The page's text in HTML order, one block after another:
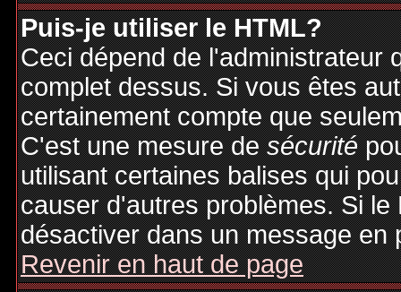
Puis-je utiliser le HTML?
Ceci dépend de l'administrateur
complet dessus. Si vous êtes
certainement compte que
C'est une mesure desécurité
utilisant certaines balises qui
causer d'autres problèmes. Si
désactiver dans un message en
Revenir en haut de page